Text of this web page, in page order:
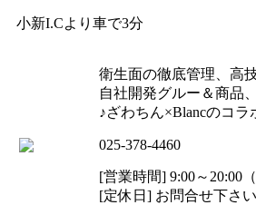
小新I.Cより車で3分
衛生面の徹底管理、高
自社開発グルー＆商品
♪ざわちん×Blancのコ
025-378-4460
[営業時間] 9:00～20:00
[定休日] お問合せ下さい